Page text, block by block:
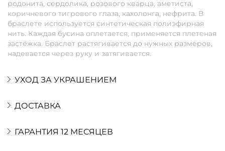
родонита, сердолика, розового кварца, аметиста,
коричневого тигрового глаза, кахолонга, нефрита. В
браслете используется синтетическая полиэфирная
нить. Каждая бусина оплетается, применяется плетеная
застёжка. Браслет растягивается до нужных размеров,
надевается через руку и затягивается.
УХОД ЗА УКРАШЕНИЕМ
ДОСТАВКА
ГАРАНТИЯ 12 МЕСЯЦЕВ